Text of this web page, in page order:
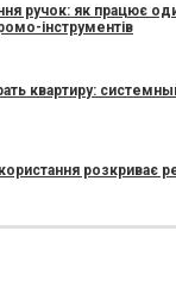
ручок: як працює
інструментів
квартиру:
розкриває